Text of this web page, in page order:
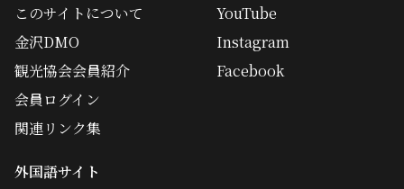
このサイトについて
金沢DMO
観光協会会員紹介
会員ログイン
関連リンク集
YouTube
Instagram
Facebook
外国語サイト